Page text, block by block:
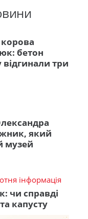
бетон
відгинали три
який
музей
інформація
чи справді
капусту